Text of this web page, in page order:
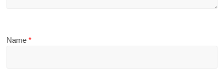
Name*